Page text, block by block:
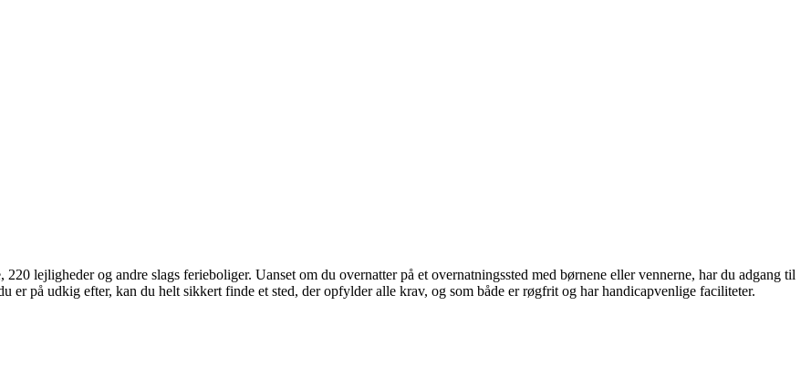
lejligheder og andre slags ferieboliger. Uanset om du overnatter på et overnatningssted med børnene eller vennerne, har du adgang til
er på udkig efter, kan du helt sikkert finde et sted, der opfylder alle krav, og som både er røgfrit og har handicapvenlige faciliteter.